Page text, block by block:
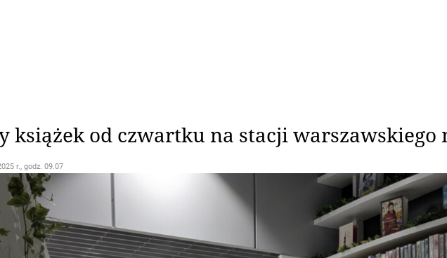
książek od czwartku na stacji warszawskiego
r., godz. 09.07